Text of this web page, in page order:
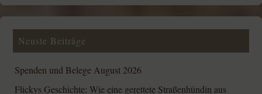
Neuste Beiträge
Spenden und Belege August 2026
Flickys Geschichte: Wie eine gerettete Straßenhündin aus